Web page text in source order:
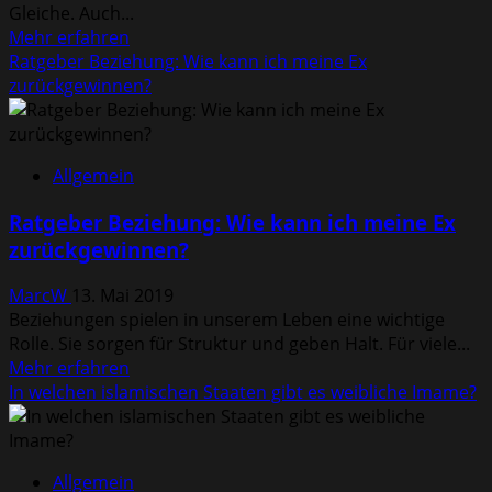
Gleiche. Auch...
Mehr erfahren
Informationen
über
Wie
sieht
„Nicht-
aus?
Ratgeber Beziehung: Wie kann ich meine Ex
zurückgewinnen?
Allgemein
Ratgeber Beziehung: Wie kann ich meine Ex
zurückgewinnen?
MarcW 13. Mai 2019
Beziehungen spielen in unserem Leben eine wichtige
Rolle. Sie sorgen für Struktur und geben Halt. Für viele...
Mehr erfahren
Informationen
über
In welchen islamischen Staaten gibt es weibliche Imame?
Allgemein